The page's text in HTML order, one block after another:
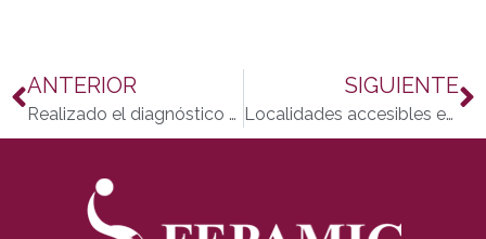
ANTERIOR
Realizado el diagnóstico de la empresa FSPD S.L. en materia de igualdad
SIGUIENTE
Localidades accesibles en la Semana Santa de Córdoba